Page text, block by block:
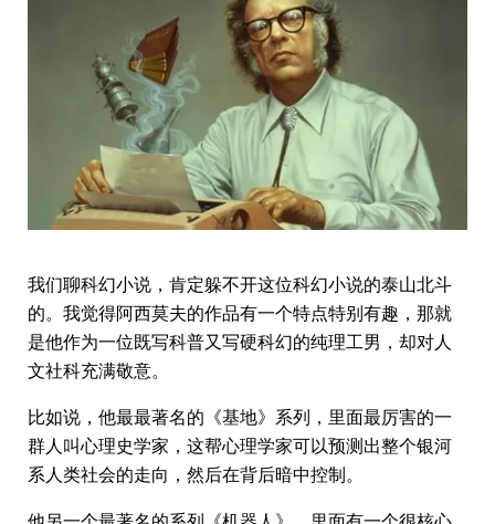
我们聊科幻小说，肯定躲不开这位科幻小说的泰山北斗
的。我觉得阿西莫夫的作品有一个特点特别有趣，那就
是他作为一位既写科普又写硬科幻的纯理工男，却对人
文社科充满敬意。
比如说，他最最著名的《基地》系列，里面最厉害的一
群人叫心理史学家，这帮心理学家可以预测出整个银河
系人类社会的走向，然后在背后暗中控制。